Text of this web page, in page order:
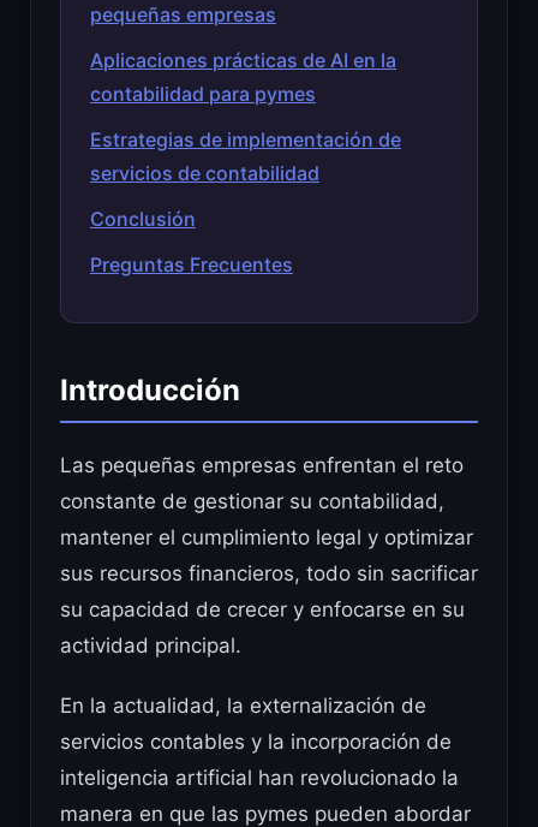
pequeñas empresas
Aplicaciones prácticas de AI en la
contabilidad para pymes
Estrategias de implementación de
servicios de contabilidad
Conclusión
Preguntas Frecuentes
Introducción
Las pequeñas empresas enfrentan el reto
constante de gestionar su contabilidad,
mantener el cumplimiento legal y optimizar
sus recursos financieros, todo sin sacrificar
su capacidad de crecer y enfocarse en su
actividad principal.
En la actualidad, la externalización de
servicios contables y la incorporación de
inteligencia artificial han revolucionado la
manera en que las pymes pueden abordar